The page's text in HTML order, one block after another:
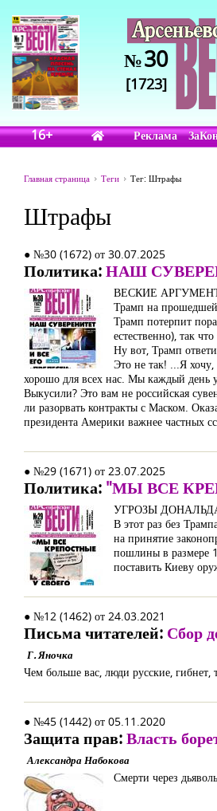
№30
[1723]
16+ Реклама
Главная страница Теги Тег: Штрафы
Штрафы
● №30 (1672) от 30.07.2025
Политика:НАШ
ВЕСКИЕ
Трамп на
Трамп потерпит
естественно), так
Ну вот, Трамп
Это не так! ...Я
хорошо для всех нас. Мы каждый день
Выкусили? Это вам не российская
ли разорвать контракты с Маском.
президента Америки важнее частных
● №29 (1671) от 23.07.2025
Политика: "МЫ ВСЕ
УГРОЗЫ
В этот раз без
на принятие
пошлины в размере
поставить Киеву
● №12 (1462) от 24.03.2021
Письма читателей: Сбор
Г. Яночка
Чем больше вас, люди русские, гибнет,
● №45 (1442) от 05.11.2020
Защита прав:Власть
Александра Набокова
Смерти через